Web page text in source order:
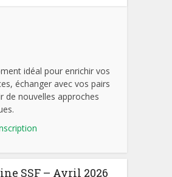
idéal pour enrichir vos
échanger avec vos pairs
de nouvelles approches
SSF – Avril 2026